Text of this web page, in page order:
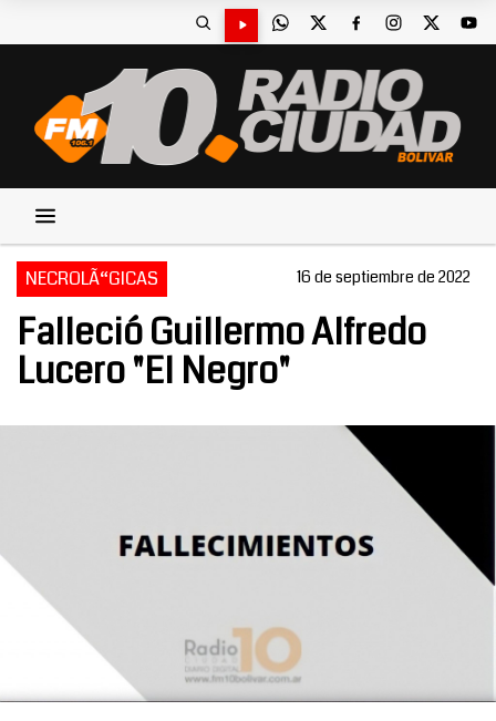
NECROLÃ“GICAS 16 de septiembre de 2022
Falleció Guillermo Alfredo
Lucero "El Negro"